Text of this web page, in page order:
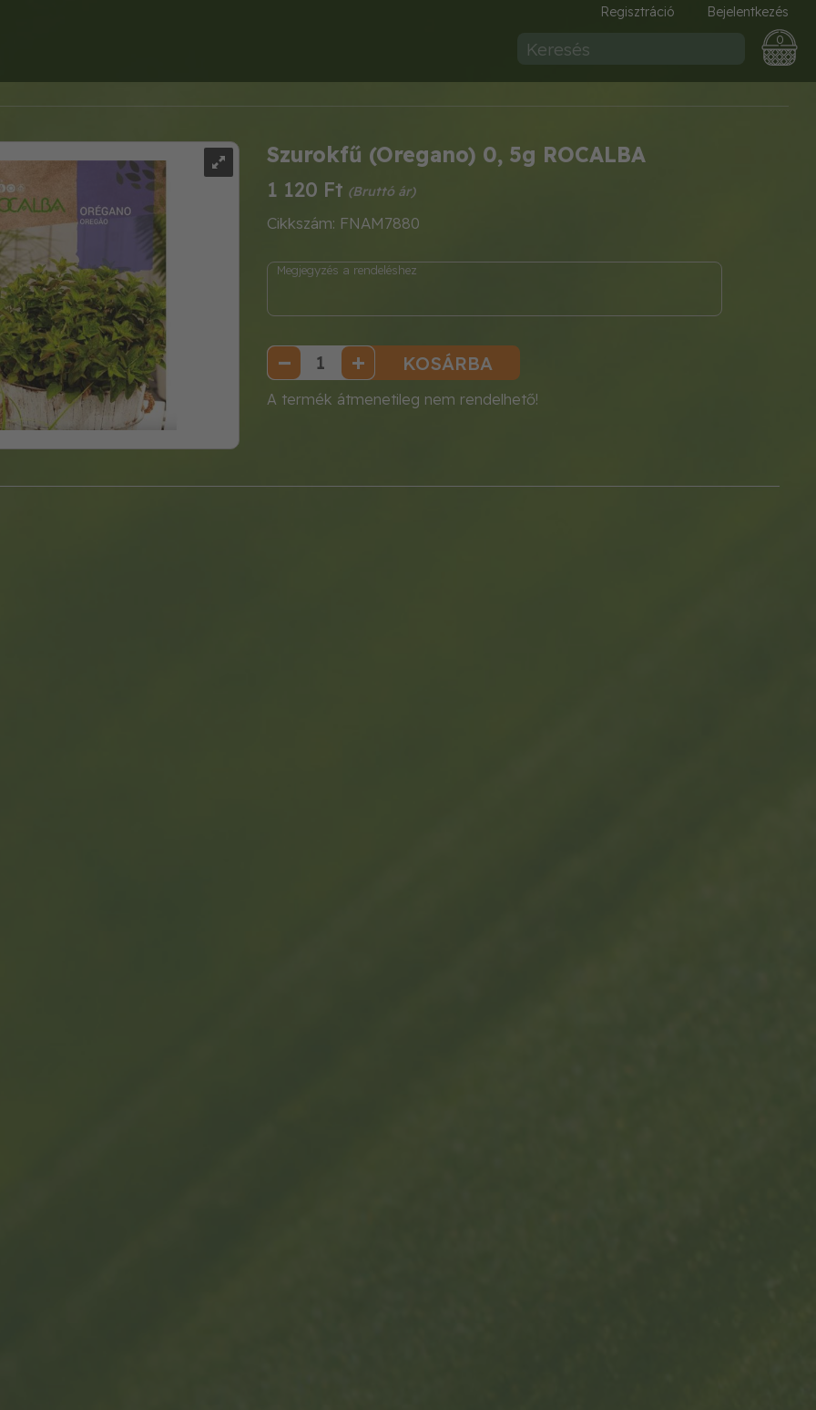
Regisztráció Bejelentkezés
0
Szurokfű (Oregano) 0, 5g ROCALBA
1 120 Ft
Cikkszám: FNAM7880
KOSÁRBA
A termék átmenetileg nem rendelhető!